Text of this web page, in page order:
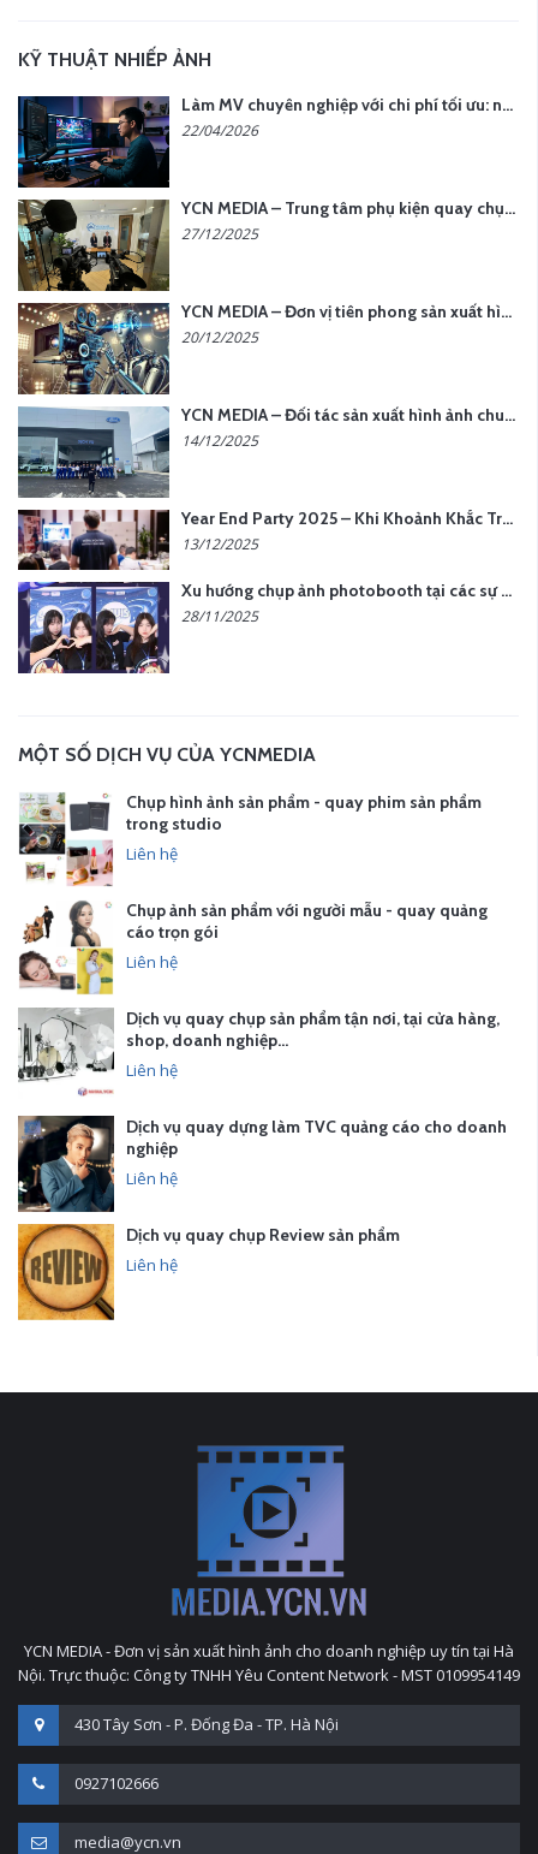
KỸ THUẬT NHIẾP ẢNH
Làm MV chuyên nghiệp với chi phí tối ưu: nên chọn quay thực tế hay video AI?
22/04/2026
YCN MEDIA – Trung tâm phụ kiện quay chụp tại Hà Nội
27/12/2025
YCN MEDIA – Đơn vị tiên phong sản xuất hình ảnh & âm thanh bằng AI tại Hà Nội
20/12/2025
YCN MEDIA – Đối tác sản xuất hình ảnh chuyên nghiệp cho doanh nghiệp tại Hà Nội
14/12/2025
Year End Party 2025 – Khi Khoảnh Khắc Trở Thành Dấu Ấn | Gói Ưu Đãi Tháng 12 Từ YCN Media
13/12/2025
Xu hướng chụp ảnh photobooth tại các sự kiện hiện nay
28/11/2025
MỘT SỐ DỊCH VỤ CỦA YCNMEDIA
Chụp hình ảnh sản phẩm - quay phim sản phẩm
trong studio
Liên hệ
Chụp ảnh sản phẩm với người mẫu - quay quảng
cáo trọn gói
Liên hệ
Dịch vụ quay chụp sản phẩm tận nơi, tại cửa hàng,
shop, doanh nghiệp…
Liên hệ
Dịch vụ quay dựng làm TVC quảng cáo cho doanh
nghiệp
Liên hệ
Dịch vụ quay chụp Review sản phẩm
Liên hệ
YCN MEDIA - Đơn vị sản xuất hình ảnh cho doanh nghiệp uy tín tại Hà
Nội. Trực thuộc: Công ty TNHH Yêu Content Network - MST 0109954149
430 Tây Sơn - P. Đống Đa - TP. Hà Nội
0927102666
media@ycn.vn